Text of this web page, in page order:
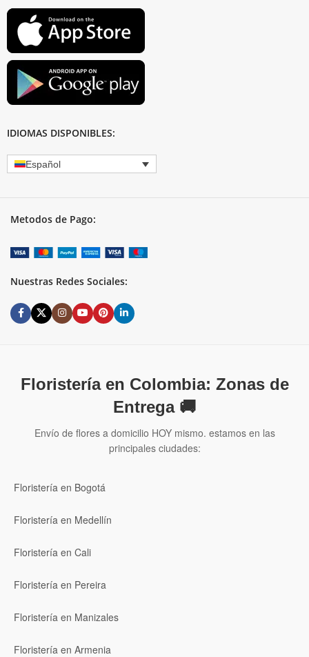
IDIOMAS DISPONIBLES:
Español
Metodos de Pago:
Nuestras Redes Sociales:
Floristería en Colombia: Zonas de
Entrega 🚚
Envío de flores a domicilio HOY mismo. estamos en las
principales ciudades:
Floristería en Bogotá
Floristería en Medellín
Floristería en Cali
Floristería en Pereira
Floristería en Manizales
Floristería en Armenia